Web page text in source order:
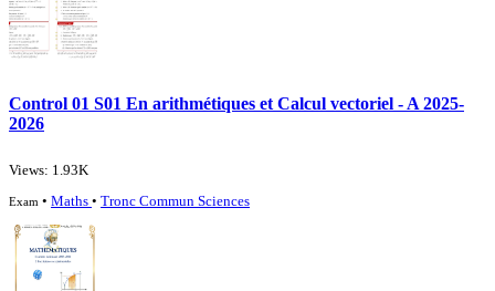
Control 01 S01 En arithmétiques et Calcul vectoriel - A 2025-
2026
Views: 1.93K
Exam • Maths • Tronc Commun Sciences